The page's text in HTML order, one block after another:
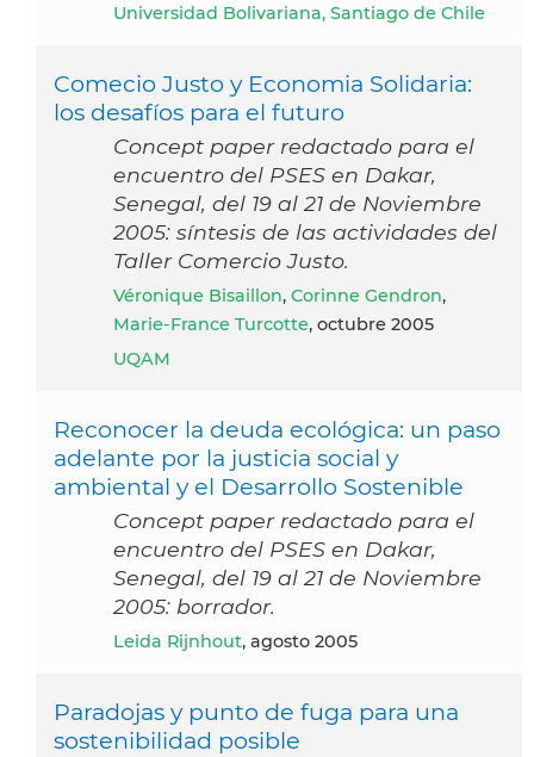
Universidad Bolivariana, Santiago de Chile
Comecio Justo y Economia Solidaria:
los desafíos para el futuro
Concept paper redactado para el
encuentro del PSES en Dakar,
Senegal, del 19 al 21 de Noviembre
2005: síntesis de las actividades del
Taller Comercio Justo.
Véronique Bisaillon, Corinne Gendron,
Marie-France Turcotte, octubre 2005
UQAM
Reconocer la deuda ecológica: un paso
adelante por la justicia social y
ambiental y el Desarrollo Sostenible
Concept paper redactado para el
encuentro del PSES en Dakar,
Senegal, del 19 al 21 de Noviembre
2005: borrador.
Leida Rijnhout, agosto 2005
Paradojas y punto de fuga para una
sostenibilidad posible